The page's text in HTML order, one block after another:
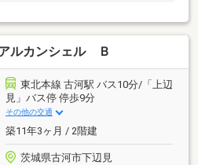
ルカンシェル Ｂ
東北本線 古河駅 バス10分/「上辺
見」バス停 停歩9分
その他の交通
築11年3ヶ月 / 2階建
茨城県古河市下辺見